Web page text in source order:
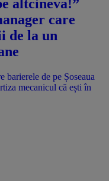
altcineva!”
care
de la un
de pe Șoseaua
mecanicul că ești în